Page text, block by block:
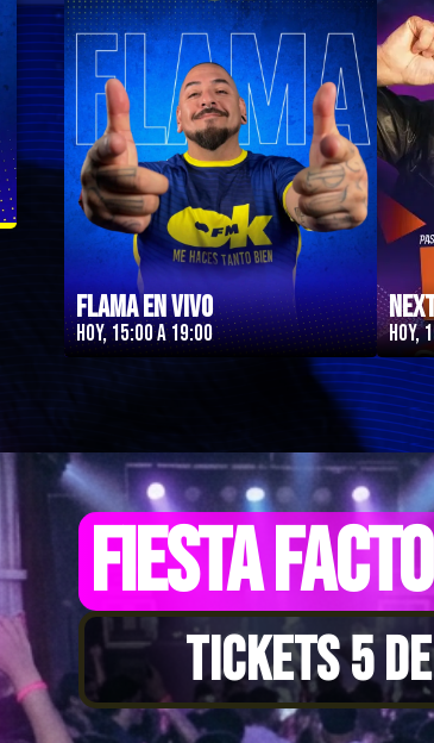
Flama en Vivo
Hoy, 15:00 a 19:00 Hoy,
FIESTA
TICKETS 5